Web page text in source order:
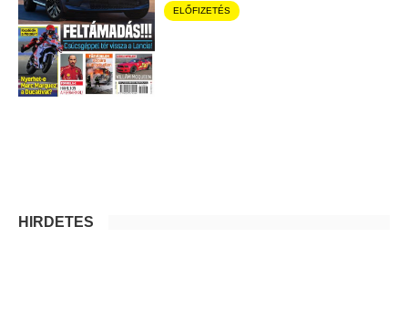
ELŐFIZETÉS
HIRDETÉS